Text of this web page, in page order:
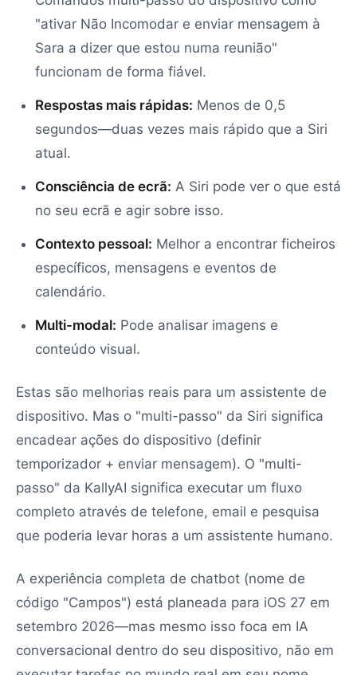
"ativar Não Incomodar e enviar mensagem à
Sara a dizer que estou numa reunião"
funcionam de forma fiável.
Respostas mais rápidas: Menos de 0,5
segundos—duas vezes mais rápido que a Siri
atual.
Consciência de ecrã: A Siri pode ver o que está
no seu ecrã e agir sobre isso.
Contexto pessoal: Melhor a encontrar ficheiros
específicos, mensagens e eventos de
calendário.
Multi-modal: Pode analisar imagens e
conteúdo visual.
Estas são melhorias reais para um assistente de
dispositivo. Mas o "multi-passo" da Siri significa
encadear ações do dispositivo (definir
temporizador + enviar mensagem). O "multi-
passo" da KallyAI significa executar um fluxo
completo através de telefone, email e pesquisa
que poderia levar horas a um assistente humano.
A experiência completa de chatbot (nome de
código "Campos") está planeada para iOS 27 em
setembro 2026—mas mesmo isso foca em IA
conversacional dentro do seu dispositivo, não em